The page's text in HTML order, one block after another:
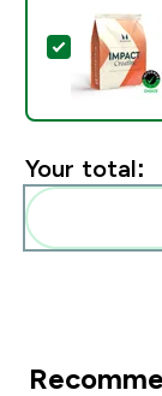
Select
Your total: